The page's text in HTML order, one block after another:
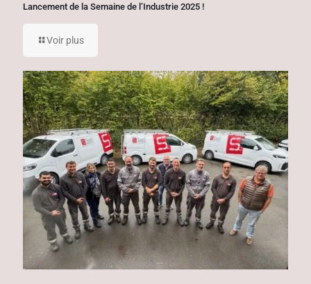
Lancement de la Semaine de l’Industrie 2025 !
Voir plus